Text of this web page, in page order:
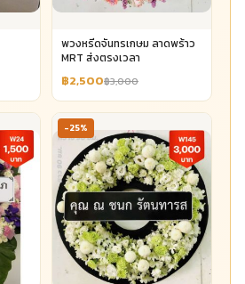
พวงหรีดจันทรเกษม ลาดพร้าว
MRT ส่งตรงเวลา
฿2,500฿3,000
-25%